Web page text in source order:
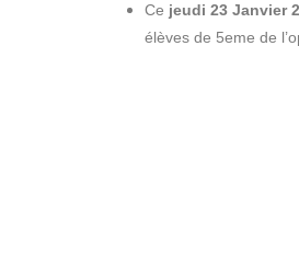
Ce jeudi 23 Janvier
élèves de 5eme de